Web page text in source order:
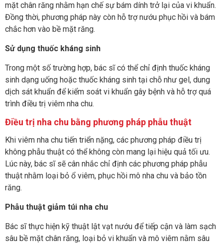
mặt chân răng nhằm hạn chế sự bám dính trở lại của vi khuẩn.
Đồng thời, phương pháp này còn hỗ trợ nướu phục hồi và bám
chắc hơn vào bề mặt răng.
Sử dụng thuốc kháng sinh
Trong một số trường hợp, bác sĩ có thể chỉ định thuốc kháng
sinh dạng uống hoặc thuốc kháng sinh tại chỗ như gel, dung
dịch sát khuẩn để kiểm soát vi khuẩn gây bệnh và hỗ trợ quá
trình điều trị viêm nha chu.
Điều trị nha chu bằng phương pháp phẫu thuật
Khi viêm nha chu tiến triển nặng, các phương pháp điều trị
không phẫu thuật có thể không còn mang lại hiệu quả tối ưu.
Lúc này, bác sĩ sẽ cân nhắc chỉ định các phương pháp phẫu
thuật nhằm loại bỏ ổ viêm, phục hồi mô nha chu và bảo tồn
răng.
Phẫu thuật giảm túi nha chu
Bác sĩ thực hiện kỹ thuật lật vạt nướu để tiếp cận và làm sạch
sâu bề mặt chân răng, loại bỏ vi khuẩn và mô viêm nằm sâu